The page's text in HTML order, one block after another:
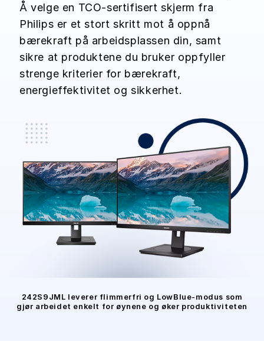
Å velge en TCO-sertifisert skjerm fra
Philips er et stort skritt mot å oppnå
bærekraft på arbeidsplassen din, samt
sikre at produktene du bruker oppfyller
strenge kriterier for bærekraft,
energieffektivitet og sikkerhet.
242S9JML leverer flimmerfri og LowBlue-modus som
gjør arbeidet enkelt for øynene og øker produktiviteten